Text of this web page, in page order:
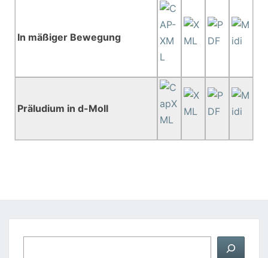
In mäßiger Bewegung
Präludium in d-Moll